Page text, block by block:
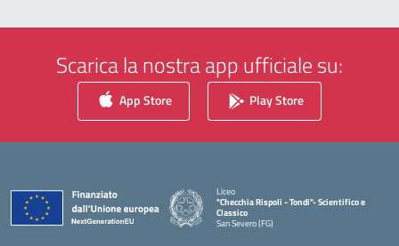
Scarica la nostra app ufficiale su:
App Store Play Store
Liceo
"Checchia Rispoli - Tondi"- Scientifico e
Classico
San Severo (FG)